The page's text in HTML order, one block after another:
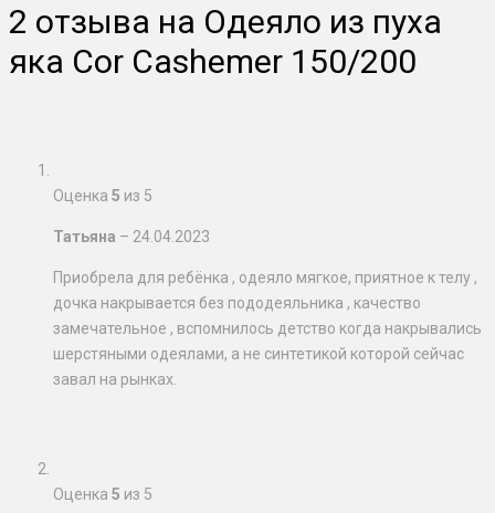
2 отзыва на Одеяло из пуха
яка Сor Cashemer 150/200
Оценка 5 из 5
Татьяна – 24.04.2023
Приобрела для ребёнка , одеяло мягкое, приятное к телу ,
дочка накрывается без пододеяльника , качество
замечательное , вспомнилось детство когда накрывались
шерстяными одеялами, а не синтетикой которой сейчас
завал на рынках.
Оценка 5 из 5